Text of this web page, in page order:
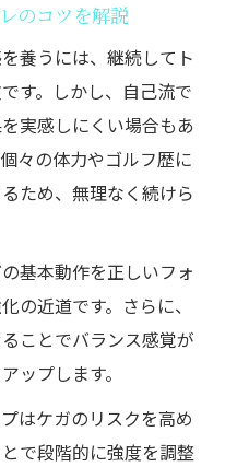
のコツを解説
養うには、継続してト
す。しかし、自己流で
実感しにくい場合もあ
々の体力やゴルフ歴に
ため、無理なく続けら
基本動作を正しいフォ
の近道です。さらに、
ことでバランス感覚が
ップします。
はケガのリスクを高め
で段階的に強度を調整